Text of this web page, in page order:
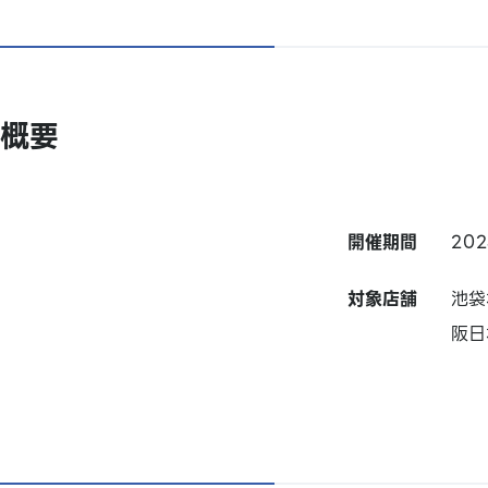
概要
開催期間
対象店舗
池
阪